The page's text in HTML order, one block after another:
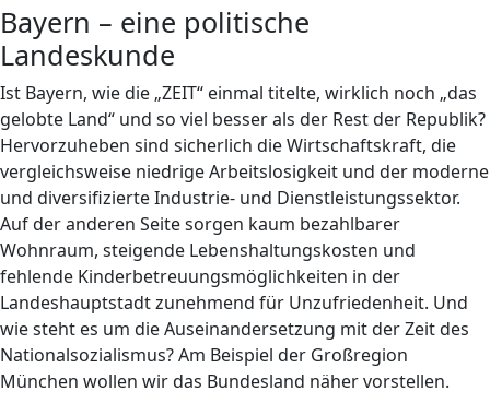
Bayern – eine politische
Landeskunde
Ist Bayern, wie die „ZEIT“ einmal titelte, wirklich noch „das
gelobte Land“ und so viel besser als der Rest der Republik?
Hervorzuheben sind sicherlich die Wirtschaftskraft, die
vergleichsweise niedrige Arbeitslosigkeit und der moderne
und diversifizierte Industrie- und Dienstleistungssektor.
Auf der anderen Seite sorgen kaum bezahlbarer
Wohnraum, steigende Lebenshaltungskosten und
fehlende Kinderbetreuungsmöglichkeiten in der
Landeshauptstadt zunehmend für Unzufriedenheit. Und
wie steht es um die Auseinandersetzung mit der Zeit des
Nationalsozialismus? Am Beispiel der Großregion
München wollen wir das Bundesland näher vorstellen.